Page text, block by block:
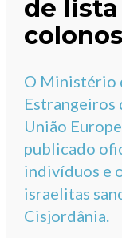
de
colonos
O Ministério
Estrangeiros
União
publicado
indivíduos e
israelitas
Cisjordânia.